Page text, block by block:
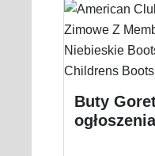
Buty